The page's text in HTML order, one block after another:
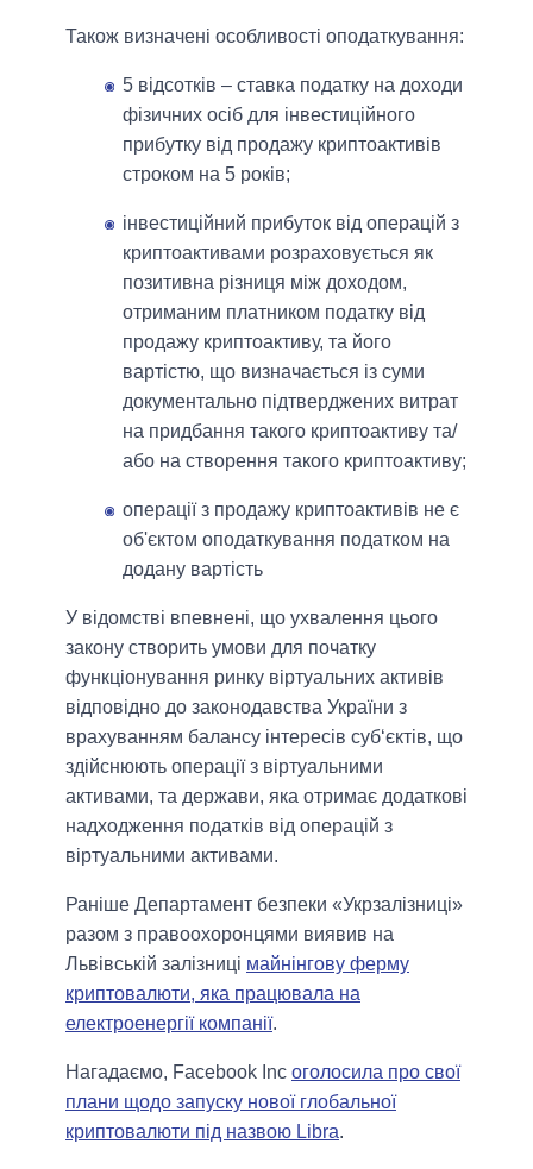
Також визначені особливості оподаткування:
5 відсотків – ставка податку на доходи
фізичних осіб для інвестиційного
прибутку від продажу криптоактивів
строком на 5 років;
інвестиційний прибуток від операцій з
криптоактивами розраховується як
позитивна різниця між доходом,
отриманим платником податку від
продажу криптоактиву, та його
вартістю, що визначається із суми
документально підтверджених витрат
на придбання такого криптоактиву та/
або на створення такого криптоактиву;
операції з продажу криптоактивів не є
об'єктом оподаткування податком на
додану вартість
У відомстві впевнені, що ухвалення цього
закону створить умови для початку
функціонування ринку віртуальних активів
відповідно до законодавства України з
врахуванням балансу інтересів суб‘єктів, що
здійснюють операції з віртуальними
активами, та держави, яка отримає додаткові
надходження податків від операцій з
віртуальними активами.
Раніше Департамент безпеки «Укрзалізниці»
разом з правоохоронцями виявив на
Львівській залізниці майнінгову ферму
криптовалюти, яка працювала на
електроенергії компанії.
Нагадаємо, Facebook Inc оголосила про свої
плани щодо запуску нової глобальної
криптовалюти під назвою Libra.